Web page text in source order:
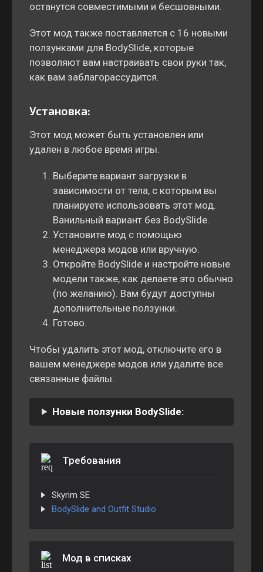
останутся совместимыми и бесшовными.
Этот мод также поставляется с 16 новыми
ползунками для BodySlide, которые
позволяют вам настраивать свои руки так,
как вам заблагорассудится.
Установка:
Этот мод может быть установлен или
удален в любое время игры.
Выберите вариант загрузки в
зависимости от тела, с которым вы
планируете использовать этот мод.
Ванильный вариант без BodySlide.
Установите мод с помощью
менеджера модов или вручную.
Откройте BodySlide и настройте новые
модели также, как делаете это обычно
(по желанию). Вам будут доступны
дополнительные ползунки.
Готово.
Чтобы удалить этот мод, отключите его в
вашем менеджере модов или удалите все
связанные файлы.
Новые ползунки BodySlide:
Требования
Skyrim SE
BodySlide and Outfit Studio
Мод в списках